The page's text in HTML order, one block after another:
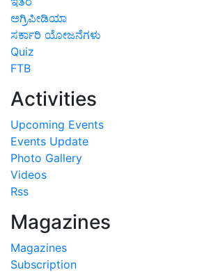
ಅಗ್ರಿಪೀಡಿಯಾ
ಸರ್ಕಾರಿ ಯೋಜನೆಗಳು
Quiz
FTB
Activities
Upcoming Events
Events Update
Photo Gallery
Videos
Rss
Magazines
Magazines
Subscription